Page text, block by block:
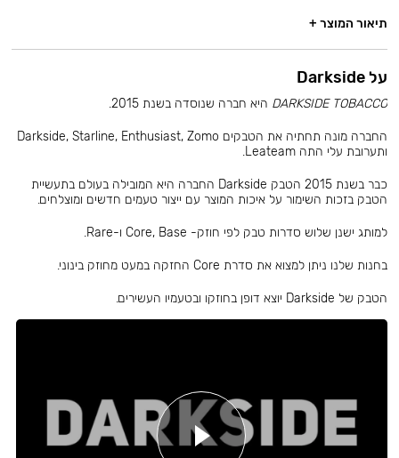
תיאור המוצר +
על Darkside
DARKSIDE TOBACCO היא חברה שנוסדה בשנת 2015.
החברה מונה תחתיה את הטבקים Darkside, Starline, Enthusiast, Zomo
ותערובת עלי התה Leateam.
כבר בשנת 2015 הטבק Darkside החברה היא המובילה בעולם בתעשיית
הטבק בזכות השימור על איכות המוצר עם ייצור טעמים חדשים ומוצלחים.
למותג ישנן שלוש סדרות טבק לפי חוזק- Core, Base ו-Rare.
בחנות שלנו ניתן למצוא את סדרת Core החזקה במעט מחוזק בינוני.
הטבק של Darkside יוצא דופן בחוזקו ובטעמיו העשירים.